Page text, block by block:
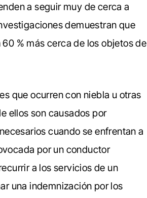
a seguir muy de cerca a
demuestran que
% más cerca de los objetos de
que ocurren con niebla u otras
ellos son causados por
cuando se enfrentan a
por un conductor
a los servicios de un
una indemnización por los